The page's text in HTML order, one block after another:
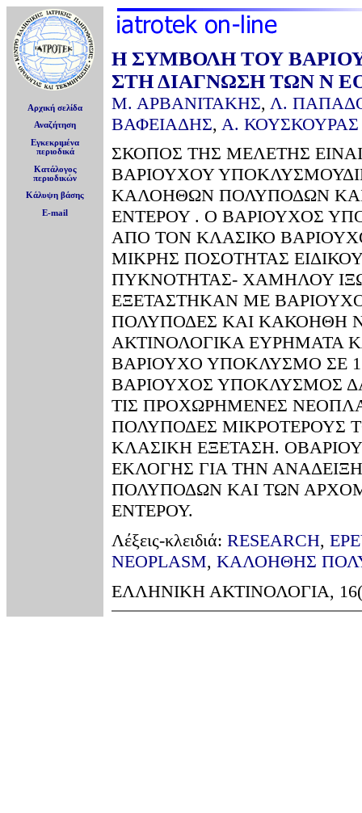
Αρχική σελίδα
Αναζήτηση
Εγκεκριμένα
περιοδικά
Κατάλογος
περιοδικών
Κάλυψη βάσης
E-mail
Η ΣΥΜΒΟΛΗ ΤΟΥ
ΣΤΗ ΔΙΑΓΝΩΣΗ ΤΩΝ Ν
Μ. ΑΡΒΑΝΙΤΑΚΗΣ, Λ.
ΒΑΦΕΙΑΔΗΣ, Α. ΚΟΥΣΚΟΥΡΑΣ
ΣΚΟΠΟΣ ΤΗΣ ΜΕΛΕΤΗΣ
ΒΑΡΙΟΥΧΟΥ
ΚΑΛΟΗΘΩΝ ΠΟΛΥΠΟΔΩΝ
ΕΝΤΕΡΟΥ . Ο ΒΑΡΙΟΥΧΟΣ
ΑΠΟ ΤΟΝ ΚΛΑΣΙΚΟ
ΜΙΚΡΗΣ ΠΟΣΟΤΗΤΑΣ
ΠΥΚΝΟΤΗΤΑΣ- ΧΑΜΗΛΟΥ
ΕΞΕΤΑΣΤΗΚΑΝ ΜΕ
ΠΟΛΥΠΟΔΕΣ ΚΑΙ ΚΑΚΟΗΘΗ
ΑΚΤΙΝΟΛΟΓΙΚΑ ΕΥΡΗΜΑΤΑ
ΒΑΡΙΟΥΧΟ ΥΠΟΚΛΥΣΜΟ ΣΕ
ΒΑΡΙΟΥΧΟΣ ΥΠΟΚΛΥΣΜΟΣ
ΤΙΣ ΠΡΟΧΩΡΗΜΕΝΕΣ
ΠΟΛΥΠΟΔΕΣ ΜΙΚΡΟΤΕΡΟΥΣ
ΚΛΑΣΙΚΗ ΕΞΕΤΑΣΗ.
ΕΚΛΟΓΗΣ ΓΙΑ ΤΗΝ
ΠΟΛΥΠΟΔΩΝ ΚΑΙ ΤΩΝ
ΕΝΤΕΡΟΥ.
Λέξεις-κλειδιά: RESEARCH,
NEOPLASM, ΚΑΛΟΗΘΗΣ
ΕΛΛΗΝΙΚΗ ΑΚΤΙΝΟΛΟΓΙΑ,